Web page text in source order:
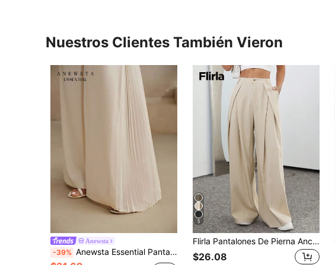
Nuestros Clientes También Vieron
Anewsta
-39% Anewsta Essential Pantalones de traje largos de cintura alta para mujer, nuevos, elegantes, profesionales, versátiles, con decoración de botones laterales y bajo plisado, estilo commuter
5
Flirla Pantalones De Pierna Ancha Para Mujer Con Detalles Plisados Para Trajes
$26.08